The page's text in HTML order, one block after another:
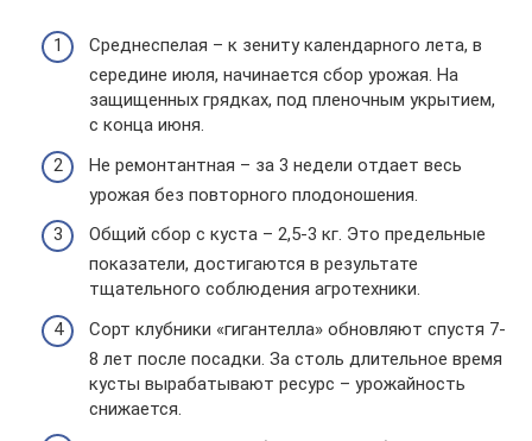
Среднеспелая – к зениту календарного лета, в
середине июля, начинается сбор урожая. На
защищенных грядках, под пленочным укрытием,
с конца июня.
Не ремонтантная – за 3 недели отдает весь
урожая без повторного плодоношения.
Общий сбор с куста – 2,5-3 кг. Это предельные
показатели, достигаются в результате
тщательного соблюдения агротехники.
Сорт клубники «гигантелла» обновляют спустя 7-
8 лет после посадки. За столь длительное время
кусты вырабатывают ресурс – урожайность
снижается.